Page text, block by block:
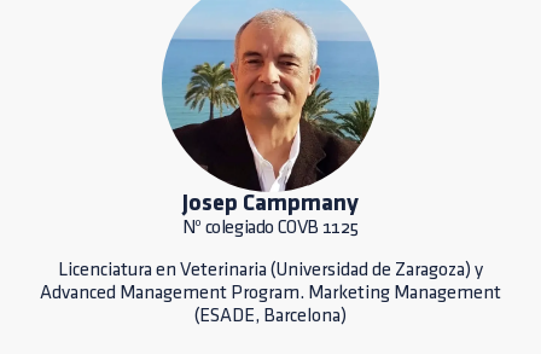
Josep Campmany
Nº colegiado COVB 1125
Licenciatura en Veterinaria (Universidad de Zaragoza) y
Advanced Management Program. Marketing Management
(ESADE, Barcelona)